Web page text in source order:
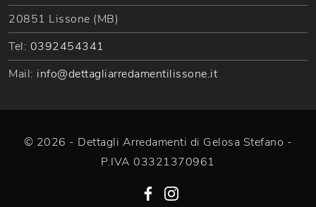
20851 Lissone (MB)
Tel: 0392454341
Mail: info@dettagliarredamentilissone.it
© 2026 - Dettagli Arredamenti di Gelosa Stefano -
P.IVA 03321370961